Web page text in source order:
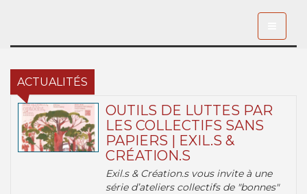
ACTUALITÉS
OUTILS DE LUTTES PAR
LES COLLECTIFS SANS
PAPIERS | EXIL.S &
CRÉATION.S
Exil.s & Création.s vous invite à une
série d’ateliers collectifs de "bonnes"